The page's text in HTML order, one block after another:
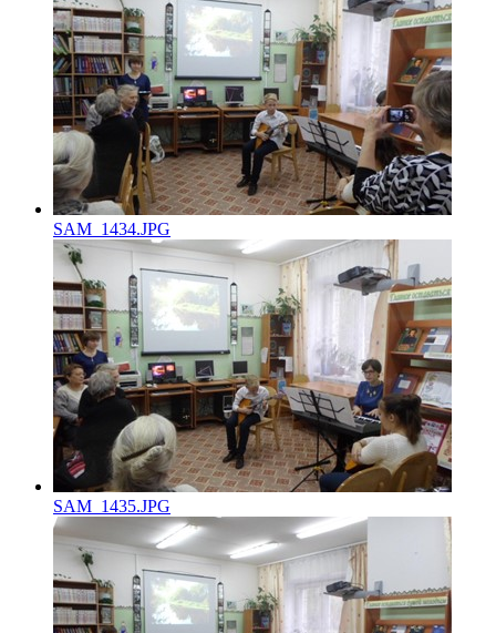
SAM_1434.JPG
SAM_1435.JPG